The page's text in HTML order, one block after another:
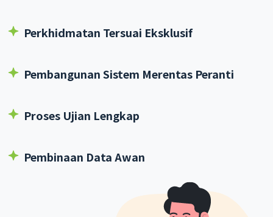
Perkhidmatan Tersuai Eksklusif
Pembangunan Sistem Merentas Peranti
Proses Ujian Lengkap
Pembinaan Data Awan